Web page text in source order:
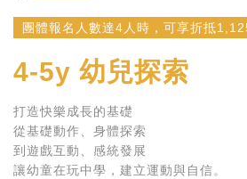
團體報名人數達4人時，可享折抵
4-5y 幼兒探索
打造快樂成長的基礎
從基礎動作、身體探索
到遊戲互動、感統發展
讓幼童在玩中學，建立運動與自信。